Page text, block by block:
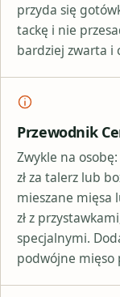
przyda się
tackę i nie
bardziej zwarta i
Przewodnik
Zwykle na
zł za talerz lub
mieszane mięsa
zł z
specjalnymi.
podwójne mięso